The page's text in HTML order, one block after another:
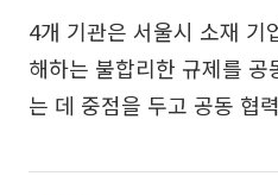
4개 기관은 서울시 소재 기
해하는 불합리한 규제를
는 데 중점을 두고 공동 협